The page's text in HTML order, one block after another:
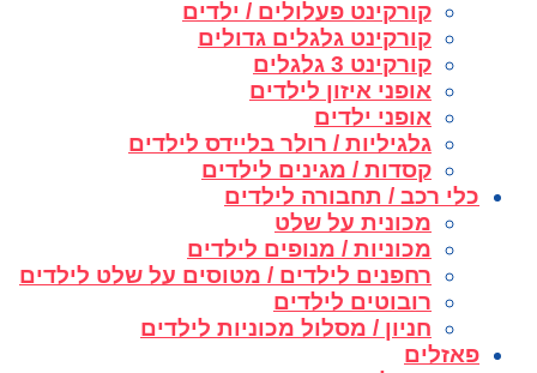
קורקינט פעלולים / ילדים
קורקינט גלגלים גדולים
קורקינט 3 גלגלים
אופני איזון לילדים
אופני ילדים
גלגיליות / רולר בליידס לילדים
קסדות / מגינים לילדים
כלי רכב / תחבורה לילדים
מכונית על שלט
מכוניות / מנופים לילדים
רחפנים לילדים / מטוסים על שלט לילדים
רובוטים לילדים
חניון / מסלול מכוניות לילדים
פאזלים